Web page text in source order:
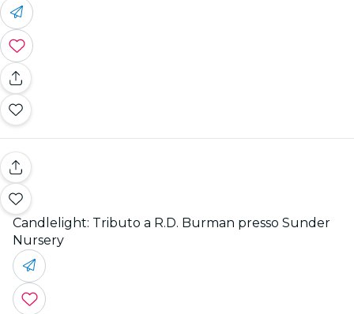
Candlelight: Tributo a R.D. Burman presso Sunder
Nursery